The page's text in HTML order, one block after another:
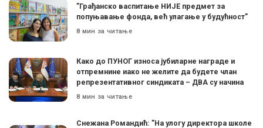
”Грађанско васпитање НИЈЕ предмет за
попуњавање фонда, већ улагање у будућност”
8 мин за читање
Како до ПУНОГ износа јубиларне награде и
отпремнине иако не желите да будете члан
репрезентативног синдиката – ДВА су начина
8 мин за читање
Снежана Романдић: ”На улогу директора школе